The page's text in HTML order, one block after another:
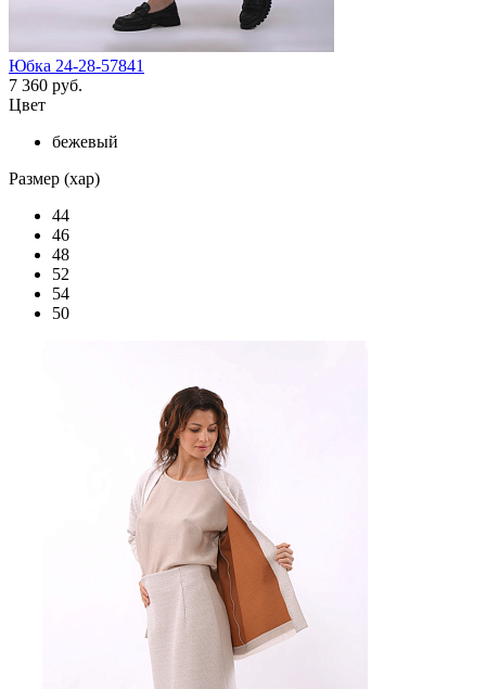
Юбка 24-28-57841
7 360 руб.
Цвет
бежевый
Размер (хар)
44
46
48
52
54
50